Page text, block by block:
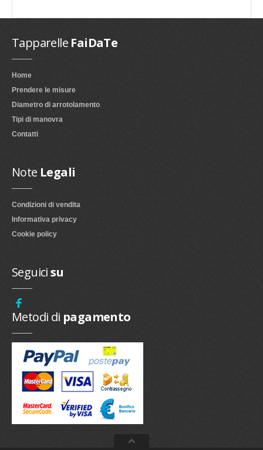
Tapparelle FaiDaTe
Home
Prendere le misure
Diametro di arrotolamento
Tipi di manovra
Contatti
Note Legali
Condizioni di vendita
Informativa privacy
Cookie policy
Seguicisu
Metodi di pagamento